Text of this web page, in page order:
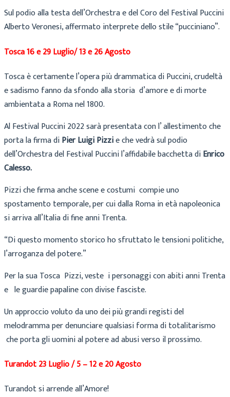
Sul podio alla testa dell’Orchestra e del Coro del Festival Puccini
Alberto Veronesi, affermato interprete dello stile “pucciniano”.
Tosca 16 e 29 Luglio/ 13 e 26 Agosto
Tosca è certamente l’opera più drammatica di Puccini, crudeltà
e sadismo fanno da sfondo alla storia d’amore e di morte
ambientata a Roma nel 1800.
Al Festival Puccini 2022 sarà presentata con l’ allestimento che
porta la firma diPier Luigi Pizzie che vedrà sul podio
dell’Orchestra del Festival Puccini l’affidabile bacchetta diEnrico
Calesso.
Pizzi che firma anche scene e costumi compie uno
spostamento temporale, per cui dalla Roma in età napoleonica
si arriva all’Italia di fine anni Trenta.
“Di questo momento storico ho sfruttato le tensioni politiche,
l’arroganza del potere.”
Per la sua Tosca Pizzi, veste i personaggi con abiti anni Trenta
e le guardie papaline con divise fasciste.
Un approccio voluto da uno dei più grandi registi del
melodramma per denunciare qualsiasi forma di totalitarismo
che porta gli uomini al potere ad abusi verso il prossimo.
Turandot 23 Luglio / 5 – 12 e 20 Agosto
Turandot si arrende all’Amore!